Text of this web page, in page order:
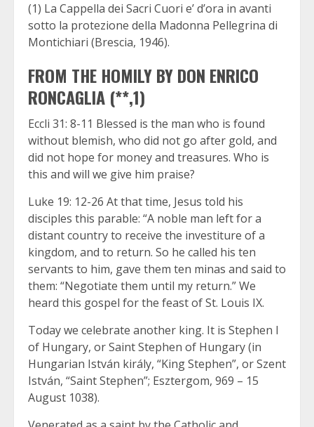
(1) La Cappella dei Sacri Cuori e’ d’ora in avanti
sotto la protezione della Madonna Pellegrina di
Montichiari (Brescia, 1946).
FROM THE HOMILY BY DON ENRICO
RONCAGLIA (**,1)
Eccli 31: 8-11 Blessed is the man who is found
without blemish, who did not go after gold, and
did not hope for money and treasures. Who is
this and will we give him praise?
Luke 19: 12-26 At that time, Jesus told his
disciples this parable: “A noble man left for a
distant country to receive the investiture of a
kingdom, and to return. So he called his ten
servants to him, gave them ten minas and said to
them: “Negotiate them until my return.” We
heard this gospel for the feast of St. Louis IX.
Today we celebrate another king. It is Stephen I
of Hungary, or Saint Stephen of Hungary (in
Hungarian István király, “King Stephen”, or Szent
István, “Saint Stephen”; Esztergom, 969 – 15
August 1038).